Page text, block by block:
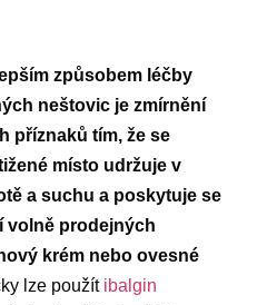
způsobem léčby
neštovic je zmírnění
příznaků tím, že se
místo udržuje v
a suchu a poskytuje se
volně prodejných
krém nebo ovesné
lze použít ibalgin